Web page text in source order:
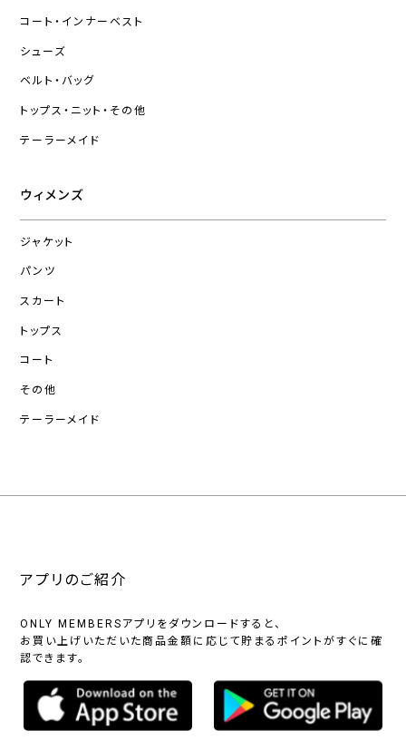
コート・インナーベスト
シューズ
ベルト・バッグ
トップス・ニット・その他
テーラーメイド
ウィメンズ
ジャケット
パンツ
スカート
トップス
コート
その他
テーラーメイド
アプリのご紹介
ONLY MEMBERSアプリをダウンロードすると、
お買い上げいただいた商品金額に応じて貯まるポイントがすぐに確
認できます。